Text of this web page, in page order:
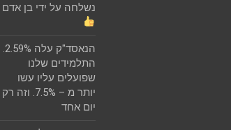
נשלחה על ידי בן אדם
הנאסד"ק עלה 2.59%.
התלמידים שלנו
שפועלים עליו עשו
יותר מ – 7.5%. וזה רק
יום אחד